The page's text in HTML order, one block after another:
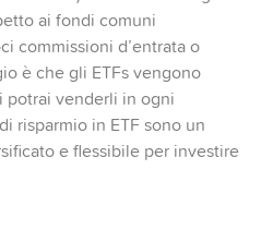
ai fondi comuni
commissioni d’entrata o
è che gli ETFs vengono
potrai venderli in ogni
risparmio in ETF sono un
e flessibile per investire